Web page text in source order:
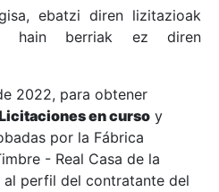
ebatzi diren lizitazioak
hain berriak ez diren
2022, para obtener
en curso y
por la Fábrica
- Real Casa de la
al perfil del contratante del